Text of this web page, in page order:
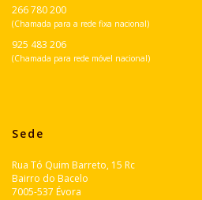
266 780 200
(Chamada para a rede fixa nacional)
925 483 206
(Chamada para rede móvel nacional)
Sede
Rua Tó Quim Barreto, 15 Rc
Bairro do Bacelo
7005-537 Évora